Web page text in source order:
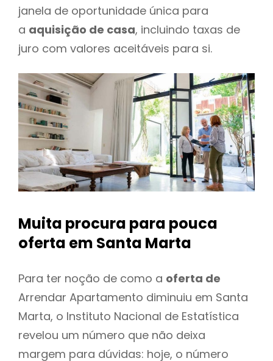
janela de oportunidade única para
a aquisição de casa, incluindo taxas de
juro com valores aceitáveis para si.
Muita procura para pouca
oferta em Santa Marta
Para ter noção de como a oferta de
Arrendar Apartamento diminuiu em Santa
Marta, o Instituto Nacional de Estatística
revelou um número que não deixa
margem para dúvidas: hoje, o número